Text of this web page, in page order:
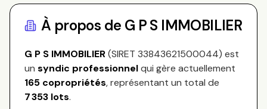
À propos de G P S IMMOBILIER
G P S IMMOBILIER(SIRET 33843621500044) est
un syndic professionnelqui gère actuellement
165 copropriétés, représentant un total de
7 353 lots.